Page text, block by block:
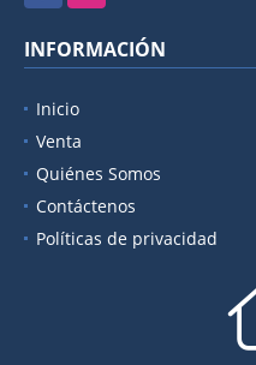
INFORMACIÓN
Inicio
Venta
Quiénes Somos
Contáctenos
Políticas de privacidad